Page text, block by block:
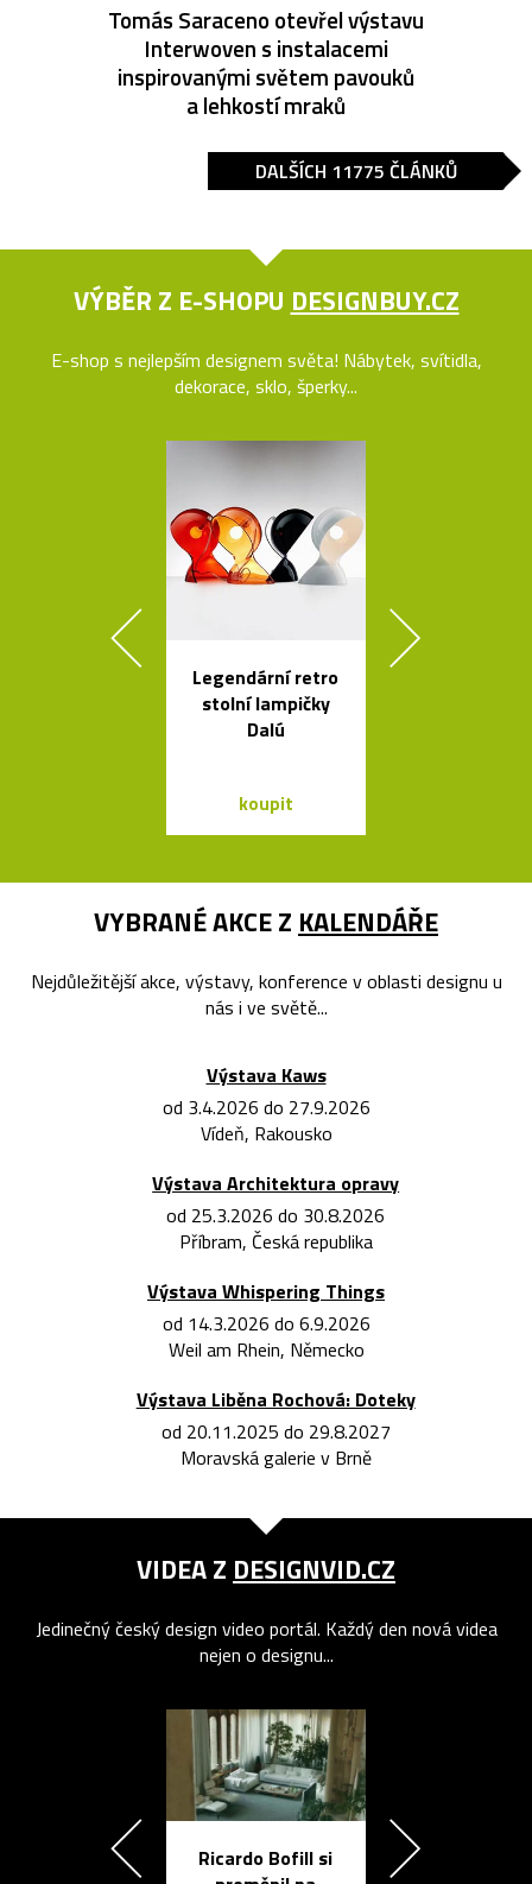
Tomás Saraceno otevřel výstavu
Interwoven s instalacemi
inspirovanými světem pavouků
a lehkostí mraků
DALŠÍCH 11775 ČLÁNKŮ
VÝBĚR Z E-SHOPU DESIGNBUY.CZ
E-shop s nejlepším designem světa! Nábytek, svítidla,
dekorace, sklo, šperky...
Legendární retro
stolní lampičky
Dalú
koupit
VYBRANÉ AKCE Z KALENDÁŘE
Nejdůležitější akce, výstavy, konference v oblasti designu u
nás i ve světě...
Výstava Kaws
od 3.4.2026 do 27.9.2026
Vídeň, Rakousko
Výstava Architektura opravy
od 25.3.2026 do 30.8.2026
Příbram, Česká republika
Výstava Whispering Things
od 14.3.2026 do 6.9.2026
Weil am Rhein, Německo
Výstava Liběna Rochová: Doteky
od 20.11.2025 do 29.8.2027
Moravská galerie v Brně
VIDEA Z DESIGNVID.CZ
Jedinečný český design video portál. Každý den nová videa
nejen o designu...
Ricardo Bofill si